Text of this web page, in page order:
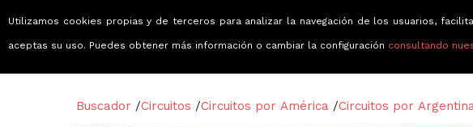
Buscador /Circuitos /Circuitos por América /Circuitos por
Utilizamos cookies propias y de terceros para analizar la navegación de los usuarios,
aceptas su uso. Puedes obtener más información o cambiar la configuración consultando